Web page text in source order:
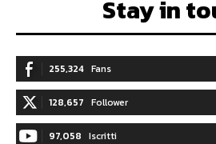
Stay in
255,324 Fans
128,657 Follower
97,058 Iscritti